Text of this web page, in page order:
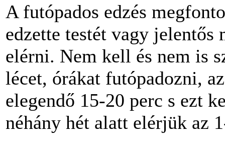
A futópados edzés
edzette testét vagy jelentős
elérni. Nem kell és nem is
lécet, órákat futópadozni,
elegendő 15-20 perc s ezt
néhány hét alatt elérjük az